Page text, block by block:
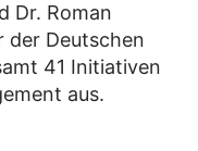
Dr. Roman
der Deutschen
41 Initiativen
aus.